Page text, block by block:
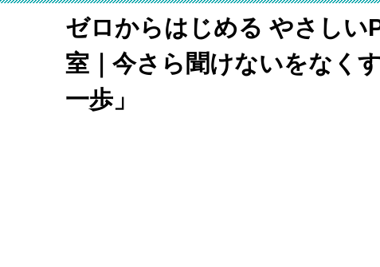
ゼロからはじめる やさしい
室｜今さら聞けないをなく
一歩」